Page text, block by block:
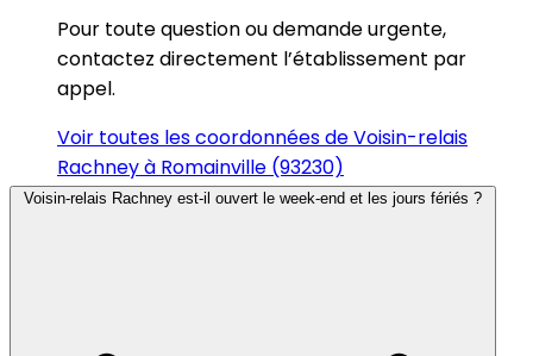
Pour toute question ou demande urgente,
contactez directement l’établissement par
appel.
Voir toutes les coordonnées de Voisin-relais
Rachney à Romainville (93230)
Voisin-relais Rachney est-il ouvert le week-end et les jours fériés ?